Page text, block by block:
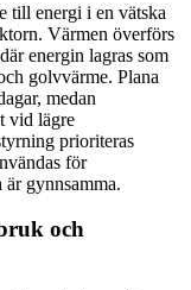
till energi i en vätska
Värmen överförs
energin lagras som
golvvärme. Plana
medan
vid lägre
prioriteras
för
gynnsamma.
och